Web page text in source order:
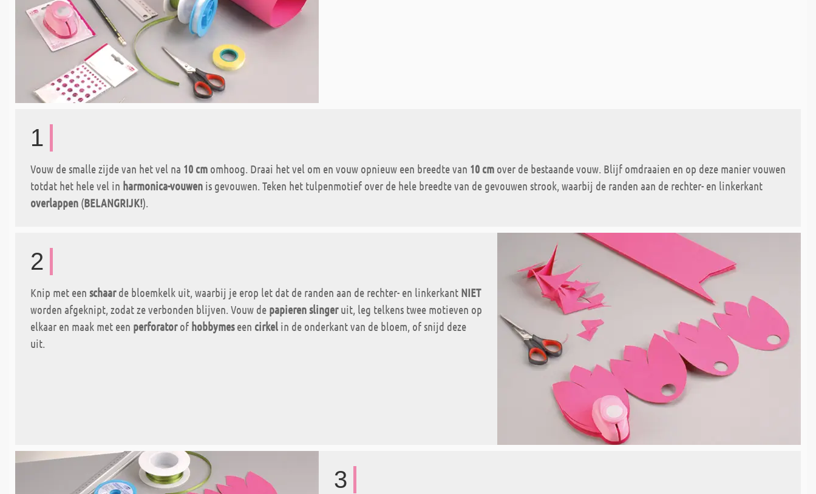
1
Vouw de smalle zijde van het vel na 10 cm omhoog. Draai het vel om en vouw opnieuw een breedte van 10 cm over de bestaande vouw. Blijf omdraaien en op deze manier vouwen
totdat het hele vel in harmonica-vouwen is gevouwen. Teken het tulpenmotief over de hele breedte van de gevouwen strook, waarbij de randen aan de rechter- en linkerkant
overlappen (BELANGRIJK!).
2
Knip met een schaarde bloemkelk uit, waarbij je erop let dat de randen aan de rechter- en linkerkant NIET
worden afgeknipt, zodat ze verbonden blijven. Vouw de papieren slingeruit, leg telkens twee motieven op
elkaar en maak met een perforatorof hobbymeseen cirkel in de onderkant van de bloem, of snijd deze
uit.
3